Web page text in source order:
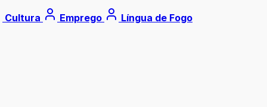
Cultura Emprego Língua de Fogo